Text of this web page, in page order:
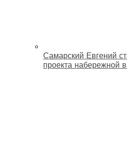
Самарский Евгений
проекта набережной